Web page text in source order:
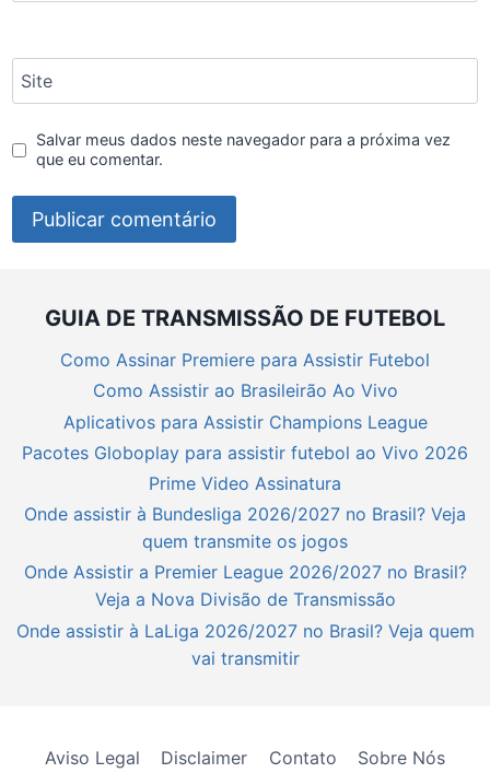
Site
Salvar meus dados neste navegador para a próxima vez
que eu comentar.
GUIA DE TRANSMISSÃO DE FUTEBOL
Como Assinar Premiere para Assistir Futebol
Como Assistir ao Brasileirão Ao Vivo
Aplicativos para Assistir Champions League
Pacotes Globoplay para assistir futebol ao Vivo 2026
Prime Video Assinatura
Onde assistir à Bundesliga 2026/2027 no Brasil? Veja
quem transmite os jogos
Onde Assistir a Premier League 2026/2027 no Brasil?
Veja a Nova Divisão de Transmissão
Onde assistir à LaLiga 2026/2027 no Brasil? Veja quem
vai transmitir
Aviso Legal Disclaimer Contato Sobre Nós